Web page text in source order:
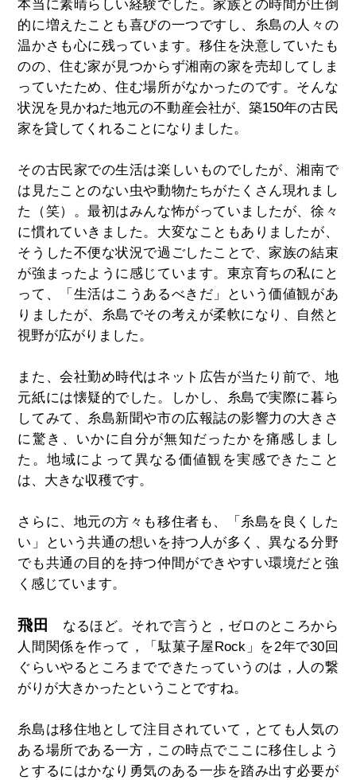
本当に素晴らしい経験でした。家族との時間が圧倒
的に増えたことも喜びの一つですし、糸島の人々の
温かさも心に残っています。移住を決意していたも
のの、住む家が見つからず湘南の家を売却してしま
っていたため、住む場所がなかったのです。そんな
状況を見かねた地元の不動産会社が、築150年の古民
家を貸してくれることになりました。
その古民家での生活は楽しいものでしたが、湘南で
は見たことのない虫や動物たちがたくさん現れまし
た（笑）。最初はみんな怖がっていましたが、徐々
に慣れていきました。大変なこともありましたが、
そうした不便な状況で過ごしたことで、家族の結束
が強まったように感じています。東京育ちの私にと
って、「生活はこうあるべきだ」という価値観があ
りましたが、糸島でその考えが柔軟になり、自然と
視野が広がりました。
また、会社勤め時代はネット広告が当たり前で、地
元紙には懐疑的でした。しかし、糸島で実際に暮ら
してみて、糸島新聞や市の広報誌の影響力の大きさ
に驚き、いかに自分が無知だったかを痛感しまし
た。地域によって異なる価値観を実感できたこと
は、大きな収穫です。
さらに、地元の方々も移住者も、「糸島を良くした
い」という共通の想いを持つ人が多く、異なる分野
でも共通の目的を持つ仲間ができやすい環境だと強
く感じています。
飛田
なるほど。それで言うと，ゼロのところから
人間関係を作って，「駄菓子屋 Rock」を2年で30回
ぐらいやるところまでできたっていうのは，人の繋
がりが大きかったということですね。
糸島は移住地として注目されていて，とても人気の
ある場所である一方，この時点でここに移住しよう
とするにはかなり勇気のある一歩を踏み出す必要が